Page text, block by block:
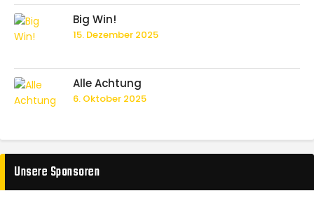
Big Win!
15. Dezember 2025
Alle Achtung
6. Oktober 2025
Unsere Sponsoren